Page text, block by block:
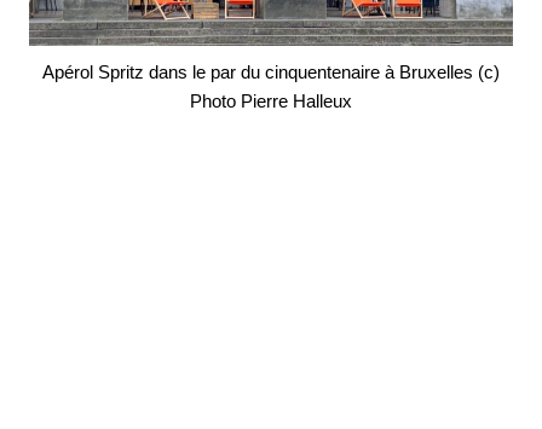
Apérol Spritz dans le par du cinquentenaire à Bruxelles (c)
Photo Pierre Halleux